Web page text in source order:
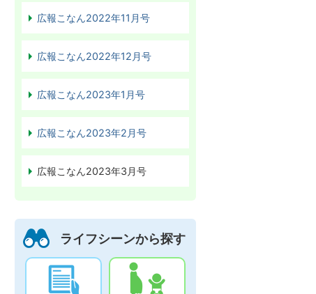
広報こなん2022年11月号
広報こなん2022年12月号
広報こなん2023年1月号
広報こなん2023年2月号
広報こなん2023年3月号
ライフシーンから探す